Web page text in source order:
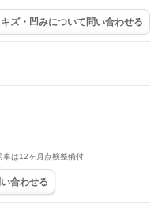
キズ・凹みについて問い合わせる
は12ヶ月点検整備付
合わせる